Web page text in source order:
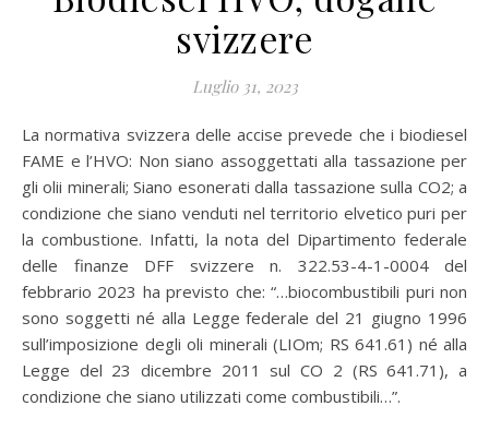
svizzere
Luglio 31, 2023
La normativa svizzera delle accise prevede che i biodiesel
FAME e l’HVO: Non siano assoggettati alla tassazione per
gli olii minerali; Siano esonerati dalla tassazione sulla CO2; a
condizione che siano venduti nel territorio elvetico puri per
la combustione. Infatti, la nota del Dipartimento federale
delle finanze DFF svizzere n. 322.53-4-1-0004 del
febbrario 2023 ha previsto che: “…biocombustibili puri non
sono soggetti né alla Legge federale del 21 giugno 1996
sull’imposizione degli oli minerali (LIOm; RS 641.61) né alla
Legge del 23 dicembre 2011 sul CO 2 (RS 641.71), a
condizione che siano utilizzati come combustibili…”.